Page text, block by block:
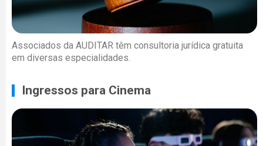
Associados da AUDITAR têm consultoria jurídica gratuita
em diversas especialidades.
Ingressos para Cinema